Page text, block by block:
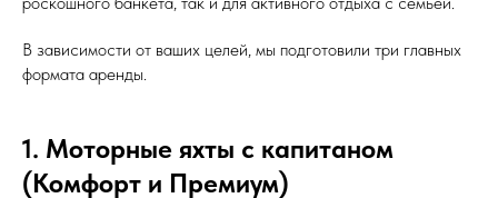
В зависимости от ваших целей, мы подготовили три главных
формата аренды.
1. Моторные яхты с капитаном
(Комфорт и Премиум)